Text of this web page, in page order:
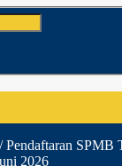
/ Pendaftaran SPMB
2026